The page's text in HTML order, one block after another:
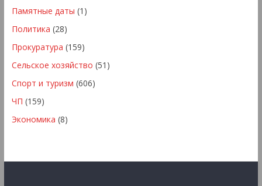
Памятные даты (1)
Политика (28)
Прокуратура (159)
Сельское хозяйство (51)
Спорт и туризм (606)
ЧП (159)
Экономика (8)